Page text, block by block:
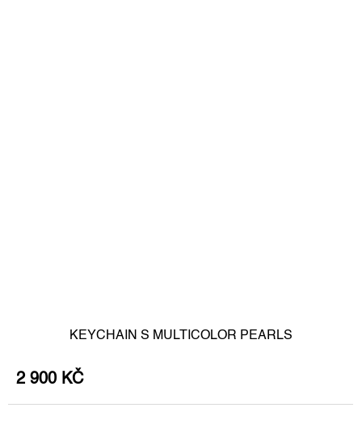
KEYCHAIN S MULTICOLOR PEARLS
2 900 KČ